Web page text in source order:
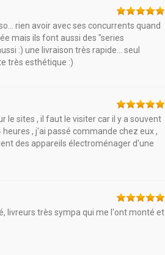
rien avoir avec ses concurrents quand
mais ils font aussi des "series
:) une livraison très rapide... seul
très esthétique :)
le sites , il faut le visiter car il y a souvent
, j'ai passé commande chez eux ,
des appareils électroménager d'une
livreurs très sympa qui me l'ont monté et